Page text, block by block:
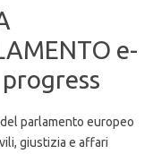
e-
progress
parlamento europeo
giustizia e affari